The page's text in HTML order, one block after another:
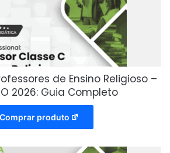
de Ensino Religioso –
2026: Guia Completo
Comprar produto